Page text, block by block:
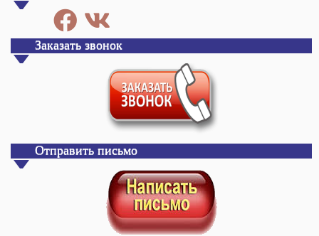
Заказать звонок
Отправить письмо